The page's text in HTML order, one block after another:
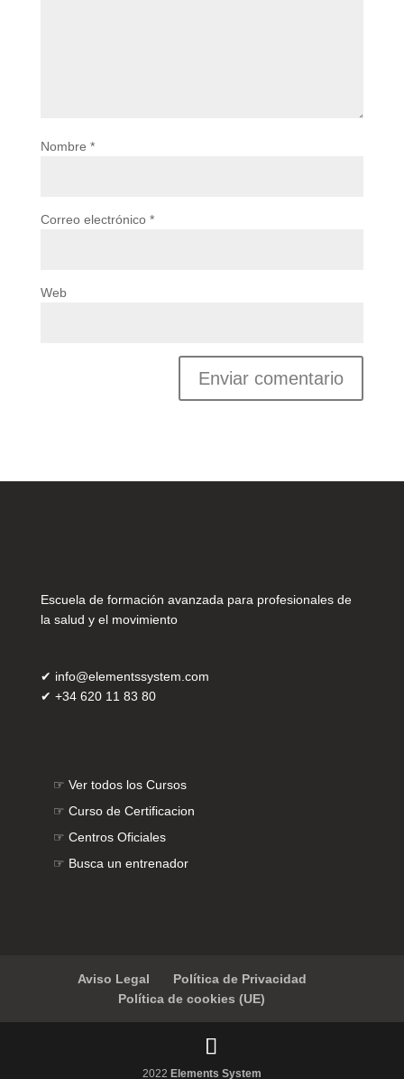
Nombre *
Correo electrónico *
Web
Escuela de formación avanzada para profesionales de
la salud y el movimiento
✔ info@elementssystem.com
✔ +34 620 11 83 80
☞ Ver todos los Cursos
☞ Curso de Certificacion
☞ Centros Oficiales
☞ Busca un entrenador
Aviso Legal
Política de Privacidad
Política de cookies (UE)
2022 Elements System